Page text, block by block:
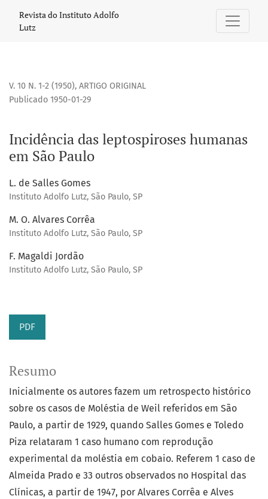
Incidência das leptospiroses humanas em São Paulo
Revista do Instituto Adolfo
Lutz
V. 10 N. 1-2 (1950), ARTIGO ORIGINAL
Incidência das leptospiroses humanas
em São Paulo
Publicado 1950-01-29
L. de Salles Gomes
Instituto Adolfo Lutz, São Paulo, SP
M. O. Alvares Corrêa
Instituto Adolfo Lutz, São Paulo, SP
F. Magaldi Jordão
Instituto Adolfo Lutz, São Paulo, SP
PDF
Resumo
Inicialmente os autores fazem um retrospecto histórico
sobre os casos de Moléstia de Weil referidos em São
Paulo, a partir de 1929, quando Salles Gomes e Toledo
Piza relataram 1 caso humano com reprodução
experimental da moléstia em cobaio. Referem 1 caso de
Almeida Prado e 33 outros observados no Hospital das
Clínicas, a partir de 1947, por Alvares Corrêa e Alves